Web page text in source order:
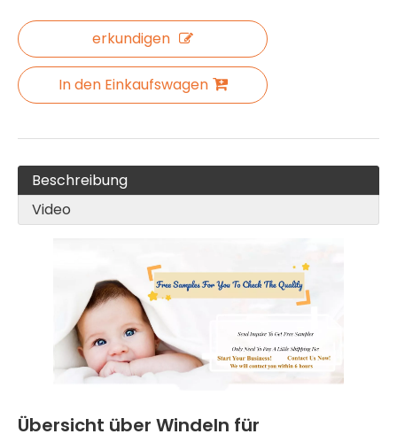
erkundigen
In den Einkaufswagen
Beschreibung
Video
Übersicht über Windeln für